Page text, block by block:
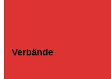
Verbände